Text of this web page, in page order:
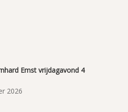
Emst vrijdagavond 4
2026